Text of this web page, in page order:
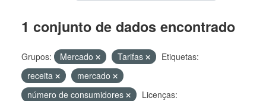
1 conjunto de dados encontrado
Grupos: Mercado Tarifas
Etiquetas:
receita
mercado
número de consumidores
Licenças: